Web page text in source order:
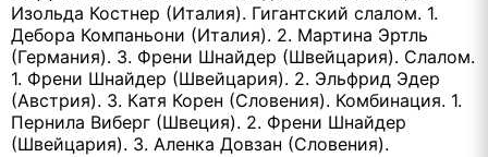
Изольда Костнер (Италия). Гигантский слалом. 1.
Дебора Компаньони (Италия). 2. Мартина Эртль
(Германия). 3. Френи Шнайдер (Швейцария). Слалом.
1. Френи Шнайдер (Швейцария). 2. Эльфрид Эдер
(Австрия). 3. Катя Корен (Словения). Комбинация. 1.
Пернила Виберг (Швеция). 2. Френи Шнайдер
(Швейцария). 3. Аленка Довзан (Словения).